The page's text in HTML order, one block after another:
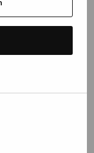
console for more